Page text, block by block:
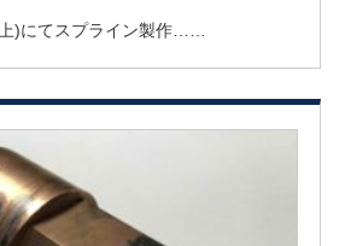
)にてスプライン製作……